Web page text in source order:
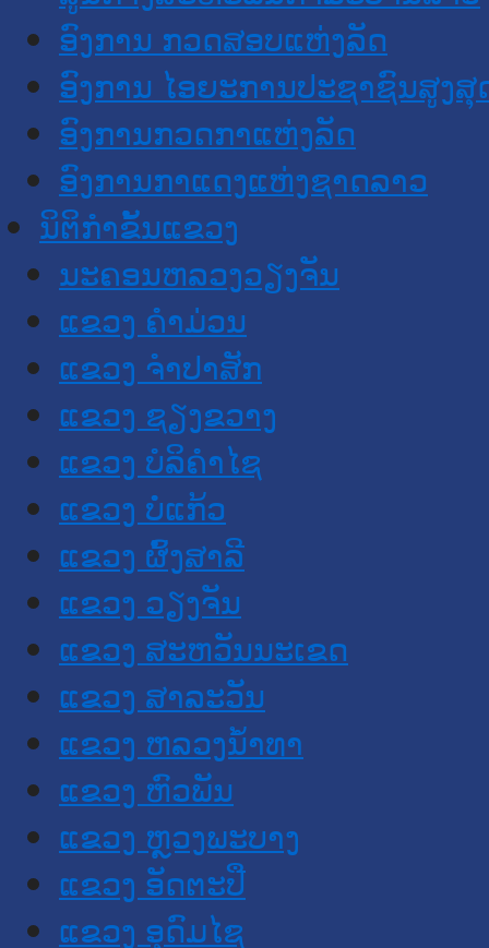
ອົງການ ກວດສອບແຫ່ງລັດ
ອົງການ ໄອຍະການປະຊາຊົນສູງສຸ
ອົງການກວດກາແຫ່ງລັດ
ອົງການກາແດງແຫ່ງຊາດລາວ
ນິຕິກໍາຂັ້ນແຂວງ
ນະ​ຄອນ​ຫລວງວຽງຈັນ
ແຂວງ ຄໍາມ່ວນ
ແຂວງ ຈໍາປາສັກ
ແຂວງ ຊຽງຂວາງ
ແຂວງ ບໍລິຄໍາໄຊ
ແຂວງ ບໍ່ແກ້ວ
ແຂວງ ຜົ້ງສາລີ
ແຂວງ ວຽງຈັນ
ແຂວງ ສະຫວັນນະເຂດ
ແຂວງ ສາລະວັນ
ແຂວງ ຫລວງນໍ້າທາ
ແຂວງ ຫົວພັນ
ແຂວງ ຫຼວງພະບາງ
ແຂວງ ອັດຕະປື
ແຂວງ ອຸດົມໄຊ